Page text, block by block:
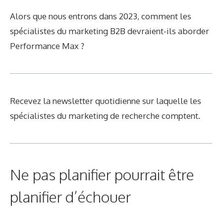
Alors que nous entrons dans 2023, comment les
spécialistes du marketing B2B devraient-ils aborder
Performance Max ?
Recevez la newsletter quotidienne sur laquelle les
spécialistes du marketing de recherche comptent.
Ne pas planifier pourrait être
planifier d’échouer